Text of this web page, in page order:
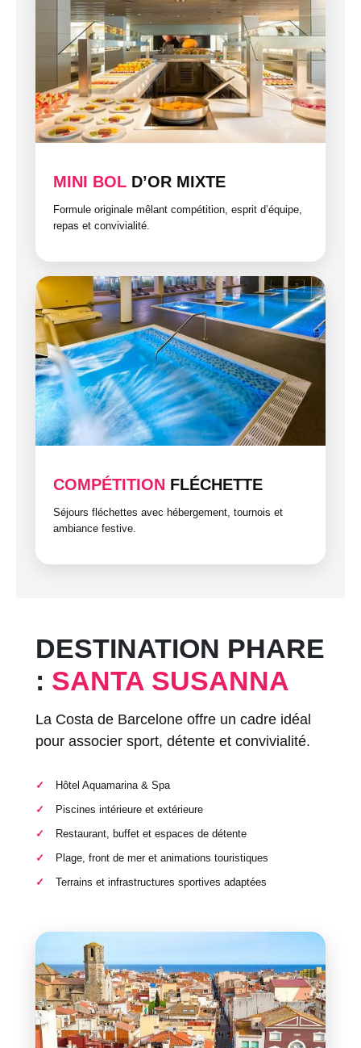
MINI BOL D’OR MIXTE
Formule originale mêlant compétition, esprit d’équipe,
repas et convivialité.
COMPÉTITION FLÉCHETTE
Séjours fléchettes avec hébergement, tournois et
ambiance festive.
DESTINATION PHARE
: SANTA SUSANNA
La Costa de Barcelone offre un cadre idéal
pour associer sport, détente et convivialité.
Hôtel Aquamarina & Spa
Piscines intérieure et extérieure
Restaurant, buffet et espaces de détente
Plage, front de mer et animations touristiques
Terrains et infrastructures sportives adaptées